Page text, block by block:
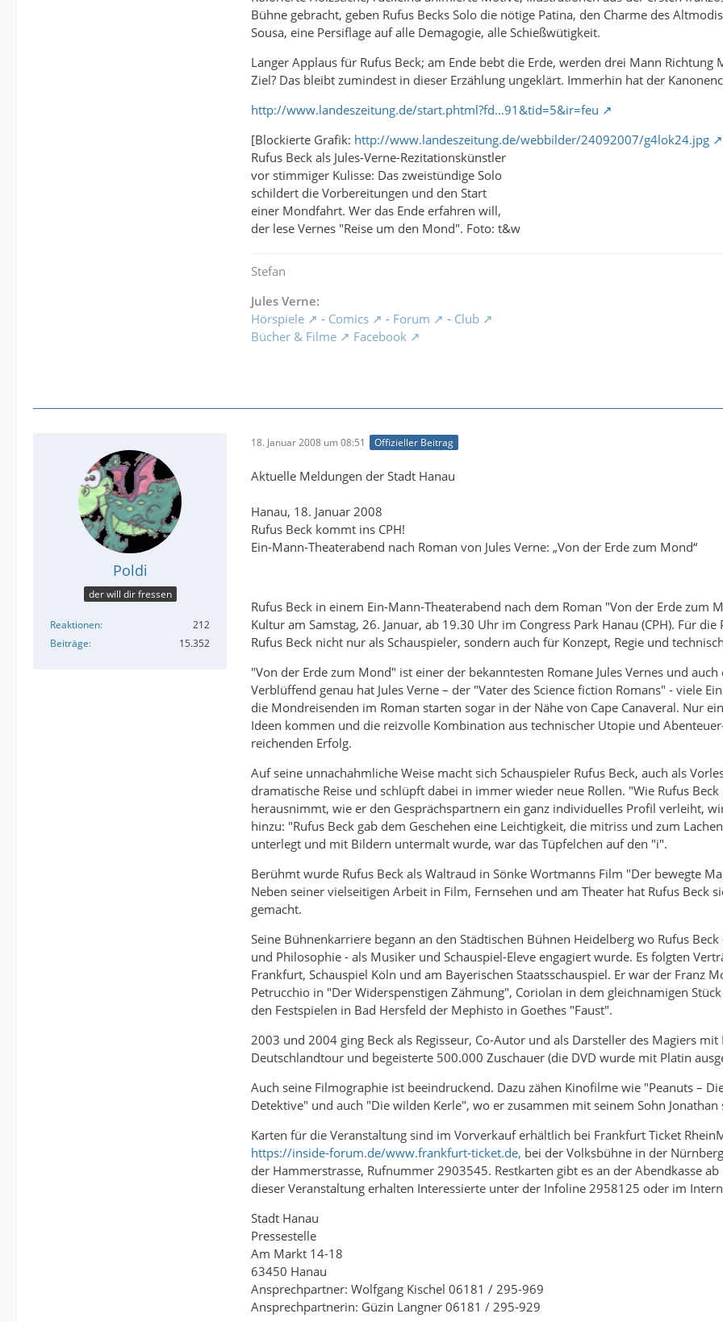
Bühne gebracht, geben Rufus Becks Solo die nötige Patina, den Charme des
Sousa, eine Persiflage auf alle Demagogie, alle Schießwütigkeit.
Langer Applaus für Rufus Beck; am Ende bebt die Erde, werden drei Mann Richtung
Ziel? Das bleibt zumindest in dieser Erzählung ungeklärt. Immerhin hat der
http://www.landeszeitung.de/start.phtml?fd…91&tid=5&ir=feu
[Blockierte Grafik: http://www.landeszeitung.de/webbilder/24092007/g4lok24.jpg
Rufus Beck als Jules-Verne-Rezitationskünstler
vor stimmiger Kulisse: Das zweistündige Solo
schildert die Vorbereitungen und den Start
einer Mondfahrt. Wer das Ende erfahren will,
der lese Vernes "Reise um den Mond". Foto: t&w
Stefan
Jules Verne:
Hörspiele
- Comics - Forum - Club
Bücher & Filme
Facebook
Poldi
der will dir fressen
Reaktionen
212
Beiträge
15.352
18. Januar 2008 um 08:51 Offizieller Beitrag
Aktuelle Meldungen der Stadt Hanau
Hanau, 18. Januar 2008
Rufus Beck kommt ins CPH!
Ein-Mann-Theaterabend nach Roman von Jules Verne: „Von der Erde zum Mond“
Rufus Beck in einem Ein-Mann-Theaterabend nach dem Roman "Von der Erde zum
Kultur am Samstag, 26. Januar, ab 19.30 Uhr im Congress Park Hanau (CPH). Für
Rufus Beck nicht nur als Schauspieler, sondern auch für Konzept, Regie und
"Von der Erde zum Mond" ist einer der bekanntesten Romane Jules Vernes und
Verblüffend genau hat Jules Verne – der "Vater des Science fiction Romans" - viele
die Mondreisenden im Roman starten sogar in der Nähe von Cape Canaveral. Nur
Ideen kommen und die reizvolle Kombination aus technischer Utopie und
reichenden Erfolg.
Auf seine unnachahmliche Weise macht sich Schauspieler Rufus Beck, auch als
dramatische Reise und schlüpft dabei in immer wieder neue Rollen. "Wie Rufus
herausnimmt, wie er den Gesprächspartnern ein ganz individuelles Profil verleiht,
hinzu: "Rufus Beck gab dem Geschehen eine Leichtigkeit, die mitriss und zum
unterlegt und mit Bildern untermalt wurde, war das Tüpfelchen auf den "i".
Berühmt wurde Rufus Beck als Waltraud in Sönke Wortmanns Film "Der bewegte
Neben seiner vielseitigen Arbeit in Film, Fernsehen und am Theater hat Rufus Beck
gemacht.
Seine Bühnenkarriere begann an den Städtischen Bühnen Heidelberg wo Rufus
und Philosophie - als Musiker und Schauspiel-Eleve engagiert wurde. Es folgten
Frankfurt, Schauspiel Köln und am Bayerischen Staatsschauspiel. Er war der Franz
Petrucchio in "Der Widerspenstigen Zähmung", Coriolan in dem gleichnamigen
den Festspielen in Bad Hersfeld der Mephisto in Goethes "Faust".
2003 und 2004 ging Beck als Regisseur, Co-Autor und als Darsteller des Magiers
Deutschlandtour und begeisterte 500.000 Zuschauer (die DVD wurde mit Platin
Auch seine Filmographie ist beeindruckend. Dazu zähen Kinofilme wie "Peanuts –
Detektive" und auch "Die wilden Kerle", wo er zusammen mit seinem Sohn Jonathan
Karten für die Veranstaltung sind im Vorverkauf erhältlich bei Frankfurt Ticket
https://inside-forum.de/www.frankfurt-ticket.de, bei der Volksbühne in der
der Hammerstrasse, Rufnummer 2903545. Restkarten gibt es an der Abendkasse
dieser Veranstaltung erhalten Interessierte unter der Infoline 2958125 oder im
Stadt Hanau
Pressestelle
Am Markt 14-18
63450 Hanau
Ansprechpartner: Wolfgang Kischel 06181 / 295-969
Ansprechpartnerin: Güzin Langner 06181 / 295-929